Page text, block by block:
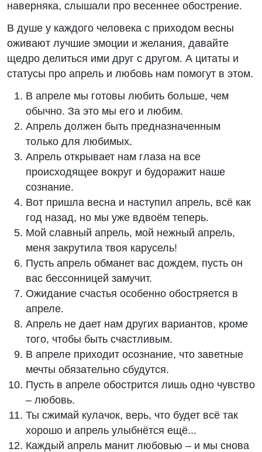
наверняка, слышали про весеннее обострение.
В душе у каждого человека с приходом весны
оживают лучшие эмоции и желания, давайте
щедро делиться ими друг с другом. А цитаты и
статусы про апрель и любовь нам помогут в этом.
В апреле мы готовы любить больше, чем
обычно. За это мы его и любим.
Апрель должен быть предназначенным
только для любимых.
Апрель открывает нам глаза на все
происходящее вокруг и будоражит наше
сознание.
Вот пришла весна и наступил апрель, всё как
год назад, но мы уже вдвоём теперь.
Мой славный апрель, мой нежный апрель,
меня закрутила твоя карусель!
Пусть апрель обманет вас дождем, пусть он
вас бессонницей замучит.
Ожидание счастья особенно обостряется в
апреле.
Апрель не дает нам других вариантов, кроме
того, чтобы быть счастливым.
В апреле приходит осознание, что заветные
мечты обязательно сбудутся.
Пусть в апреле обострится лишь одно чувство
– любовь.
Ты сжимай кулачок, верь, что будет всё так
хорошо и апрель улыбнётся ещё...
Каждый апрель манит любовью – и мы снова